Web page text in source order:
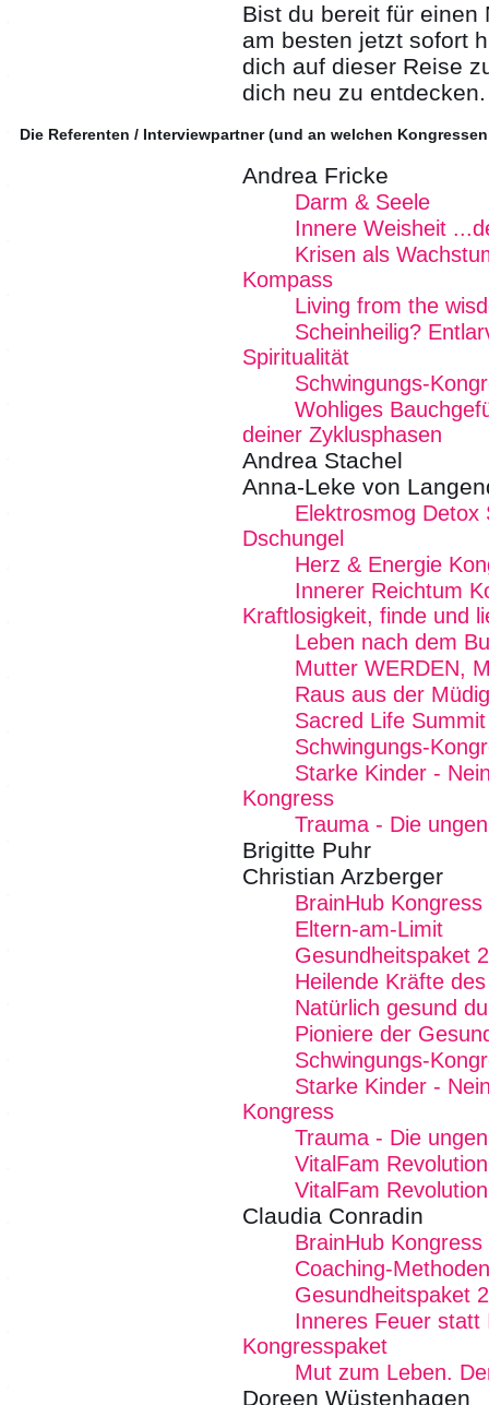
Bist du bereit für einen
am besten jetzt sofort
dich auf dieser Reise
dich neu zu entdecken.
Die Referenten / Interviewpartner (und an welchen
Andrea Fricke
Darm & Seele
Innere Weisheit
Krisen als
Kompass
Living from the
Scheinheilig?
Spiritualität
Schwingungs-
Wohliges
deiner Zyklusphasen
Andrea Stachel
Anna-Leke von
Elektrosmog
Dschungel
Herz & Energie
Innerer Reichtum
Kraftlosigkeit, finde und
Leben nach dem
Mutter WERDEN,
Raus aus der
Sacred Life Summit
Schwingungs-
Starke Kinder -
Kongress
Trauma - Die
Brigitte Puhr
Christian Arzberger
BrainHub
Eltern-am-Limit
Gesundheitspaket
Heilende Kräfte
Natürlich gesund
Pioniere der
Schwingungs-
Starke Kinder -
Kongress
Trauma - Die
VitalFam Revolution
VitalFam
Claudia Conradin
BrainHub
Coaching-
Gesundheitspaket
Inneres Feuer statt
Kongresspaket
Mut zum Leben.
Doreen Wüstenhagen